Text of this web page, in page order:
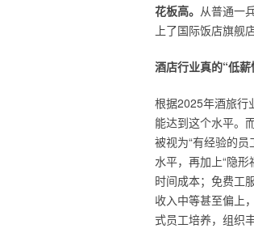
花板高。 从普通一
上了国际饭店旗舰
酒店行业真的“低薪
根据2025年酒旅行
能达到这个水平。
被视为“有经验的
水平，再加上“隐
时间成本；免费工
收入中等甚至偏上
式员工培养，组织